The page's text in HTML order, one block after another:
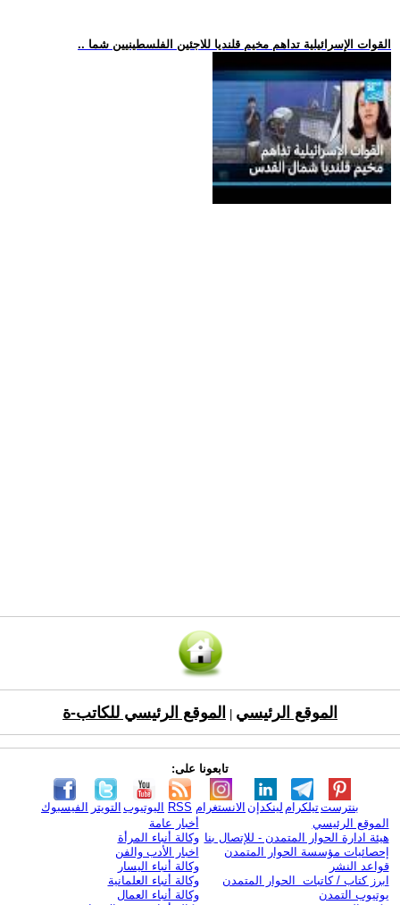
.. القوات الإسرائيلية تداهم مخيم قلنديا للاجئين الفلسطينيين شما
الموقع الرئيسي الموقع الرئيسي للكاتب-ة
تابعونا على:
الفيسبوك التويتر اليوتيوب RSS الانستغرام لينكدإن تيلكرامبنترست
الموقع الرئيسي
هيئة ادارة الحوار المتمدن - للإتصال بنا
إحصائيات مؤسسة الحوار المتمدن
قواعد النشر
ابرز كتاب / كاتبات الحوار المتمدن
يوتيوب التمدن
أخبار عامة
وكالة أنباء المرأة
اخبار الأدب والفن
وكالة أنباء اليسار
وكالة أنباء العلمانية
وكالة أنباء العمال